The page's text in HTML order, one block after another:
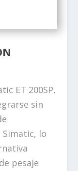
ET 200SP,
sin
lo
pesaje